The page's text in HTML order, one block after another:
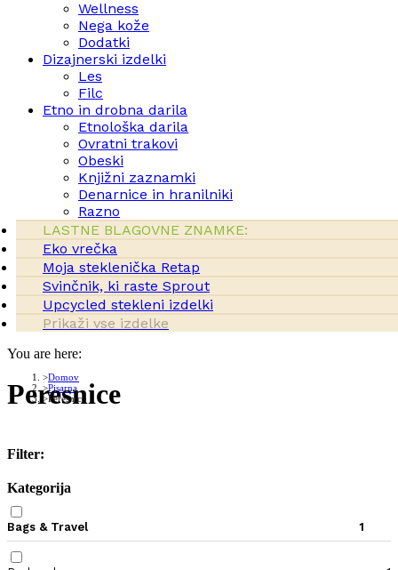
Wellness
Nega kože
Dodatki
Dizajnerski izdelki
Les
Filc
Etno in drobna darila
Etnološka darila
Ovratni trakovi
Obeski
Knjižni zaznamki
Denarnice in hranilniki
Razno
LASTNE BLAGOVNE ZNAMKE:
Eko vrečka
Moja steklenička Retap
Svinčnik, ki raste Sprout
Upcycled stekleni izdelki
Prikaži vse izdelke
You are here:
Domov
Pisarna
Peresnice
Peresnice
Filter:
Kategorija
Bags & Travel 1